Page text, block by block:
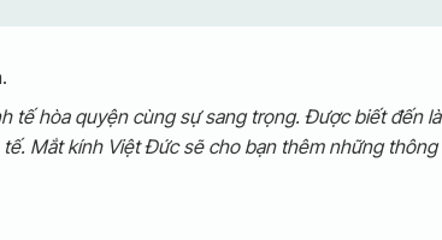
tế hòa quyện cùng sự sang trọng. Được biết đến
Mắt kính Việt Đức sẽ cho bạn thêm những